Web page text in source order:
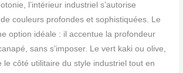
l’intérieur industriel s’autorise
couleurs profondes et sophistiquées. Le
option idéale : il accentue la profondeur
sans s’imposer. Le vert kaki ou olive,
le côté utilitaire du style industriel tout en